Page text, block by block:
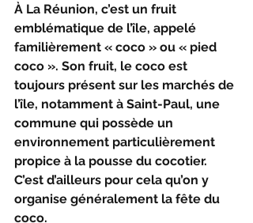
À La Réunion, c’est un fruit
emblématique de l’île, appelé
familièrement « coco » ou « pied
coco ». Son fruit, le coco est
toujours présent sur les marchés de
l’île, notamment à Saint-Paul, une
commune qui possède un
environnement particulièrement
propice à la pousse du cocotier.
C’est d’ailleurs pour cela qu’on y
organise généralement la fête du
coco.